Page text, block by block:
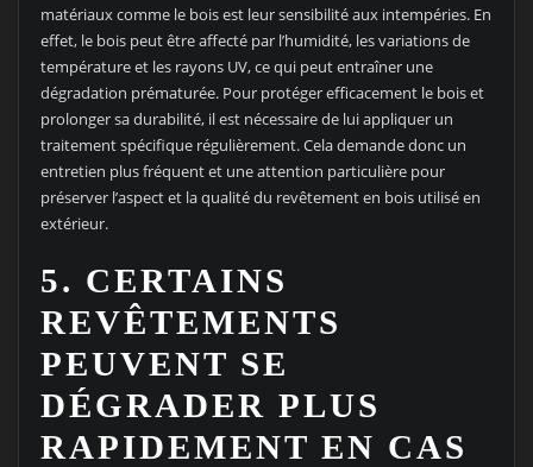
matériaux comme le bois est leur sensibilité aux intempéries. En
effet, le bois peut être affecté par l’humidité, les variations de
température et les rayons UV, ce qui peut entraîner une
dégradation prématurée. Pour protéger efficacement le bois et
prolonger sa durabilité, il est nécessaire de lui appliquer un
traitement spécifique régulièrement. Cela demande donc un
entretien plus fréquent et une attention particulière pour
préserver l’aspect et la qualité du revêtement en bois utilisé en
extérieur.
5. CERTAINS
REVÊTEMENTS
PEUVENT SE
DÉGRADER PLUS
RAPIDEMENT EN CAS